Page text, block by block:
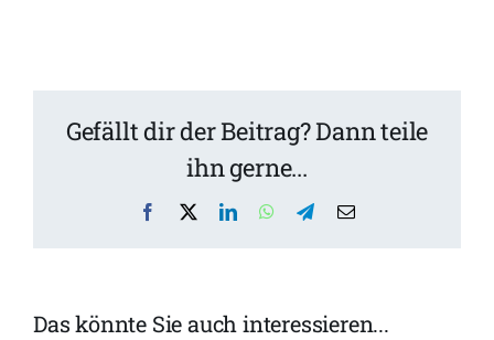
Gefällt dir der Beitrag? Dann teile
ihn gerne...
Facebook
X LinkedInWhatsApp
TelegramEmail
Das könnte Sie auch interessieren...